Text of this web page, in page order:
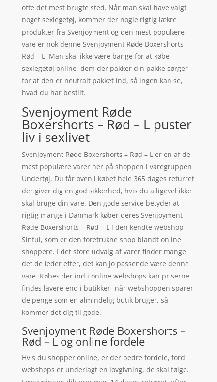
ofte det mest brugte sted. Når man skal have valgt
noget sexlegetøj, kommer der nogle rigtig lækre
produkter fra Svenjoyment og den mest populære
vare er nok denne Svenjoyment Røde Boxershorts –
Rød – L. Man skal ikke være bange for at købe
sexlegetøj online, dem der pakker din pakke sørger
for at den er neutralt pakket ind, så ingen kan se,
hvad du har bestilt.
Svenjoyment Røde
Boxershorts – Rød – L puster
liv i sexlivet
Svenjoyment Røde Boxershorts – Rød – L er en af de
mest populære varer her på shoppen i varegruppen
Undertøj. Du får oven i købet hele 365 dages returret
der giver dig en god sikkerhed, hvis du alligevel ikke
skal bruge din vare. Den gode service betyder at
rigtig mange i Danmark køber deres Svenjoyment
Røde Boxershorts – Rød – L i den kendte webshop
Sinful, som er den foretrukne shop blandt online
shoppere. I det store udvalg af varer finder mange
det de leder efter, det kan jo passende være denne
vare. Købes der ind i online webshops kan priserne
findes lavere end i butikker- når webshoppen sparer
de penge som en almindelig butik bruger, så
kommer det dig til gode.
Svenjoyment Røde Boxershorts –
Rød – L og online fordele
Hvis du shopper online, er der bedre fordele, fordi
webshops er underlagt en lovgivning, de skal følge.